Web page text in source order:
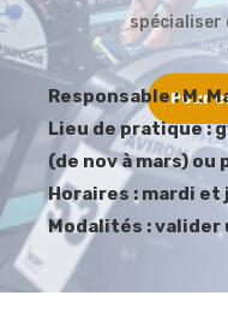
spécialiser
Pour
Responsable : M.
Lieu de pratique :
(de nov à mars) ou
Horaires : mardi et
Modalités : valider